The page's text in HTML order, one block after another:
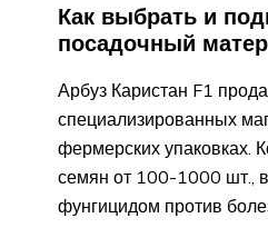
Как выбрать и
посадочный
Арбуз Каристан F1
специализированных
фермерских упаковках.
семян от 100-1000 шт.,
фунгицидом против